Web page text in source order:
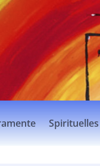
Spirituelles